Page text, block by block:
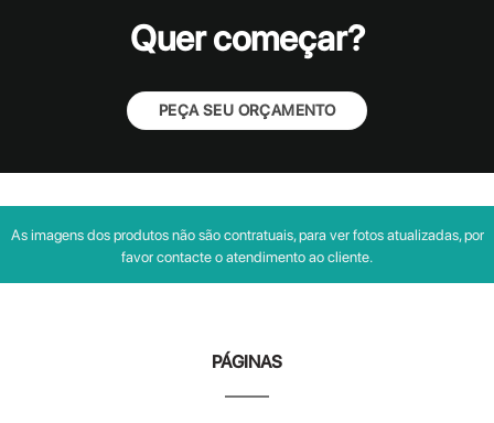
Quer começar?
PEÇA SEU ORÇAMENTO
As imagens dos produtos não são contratuais, para ver fotos atualizadas, por
favor contacte o atendimento ao cliente.
PÁGINAS